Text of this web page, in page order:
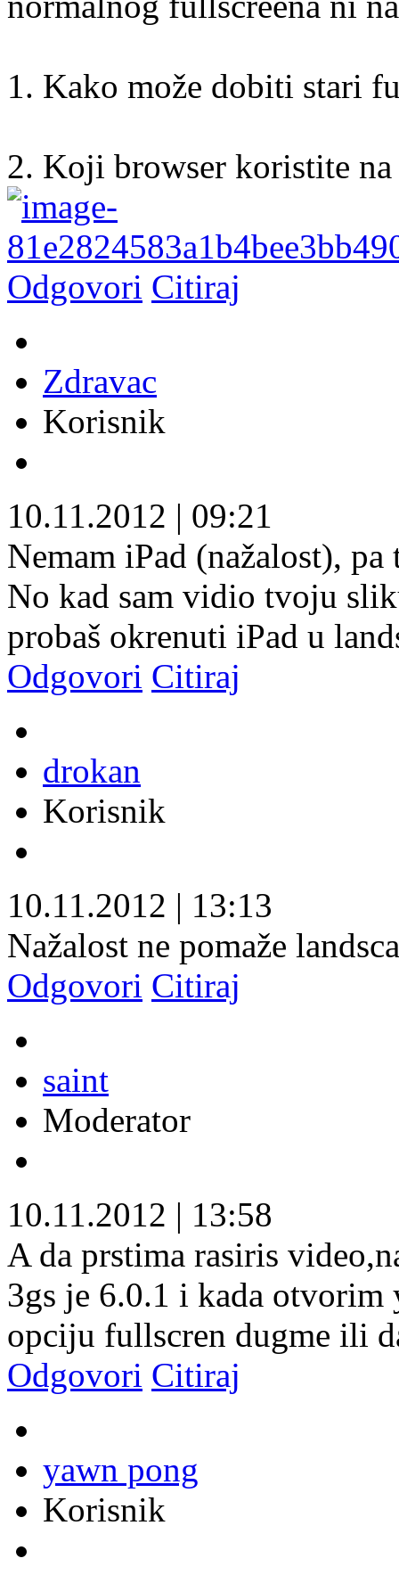
1. Kako može dobiti stari
2. Koji browser koristite
Odgovori Citiraj
Zdravac
Korisnik
10.11.2012 | 09:21
Nemam iPad (nažalost),
No kad sam vidio tvoju
probaš okrenuti iPad u
Odgovori Citiraj
drokan
Korisnik
10.11.2012 | 13:13
Nažalost ne pomaže
Odgovori Citiraj
saint
Moderator
10.11.2012 | 13:58
A da prstima rasiris
3gs je 6.0.1 i kada otvorim
opciju fullscren dugme ili
Odgovori Citiraj
yawn pong
Korisnik